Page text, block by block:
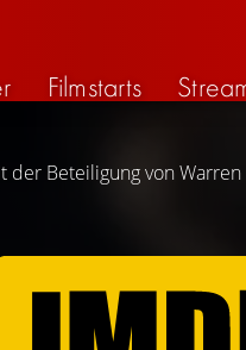
Filmstarts
Beteiligung von Warren